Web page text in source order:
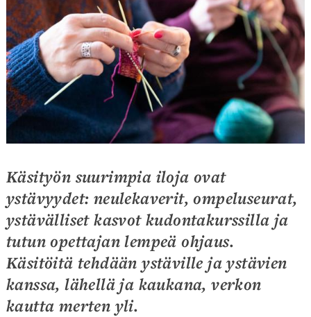
Käsityön suurimpia iloja ovat
ystävyydet: neulekaverit, ompeluseurat,
ystävälliset kasvot kudontakurssilla ja
tutun opettajan lempeä ohjaus.
Käsitöitä tehdään ystäville ja ystävien
kanssa, lähellä ja kaukana, verkon
kautta merten yli.